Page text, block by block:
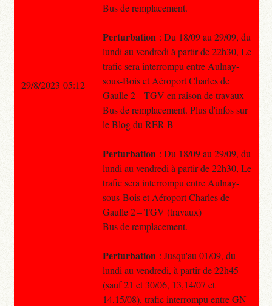
Bus de remplacement.
Perturbation : Du 18/09 au 29/09, du
lundi au vendredi à partir de 22h30, Le
trafic sera interrompu entre Aulnay-
sous-Bois et Aéroport Charles de
Gaulle 2 – TGV en raison de travaux
Bus de remplacement. Plus d'infos sur
le Blog du RER B
Perturbation : Du 18/09 au 29/09, du
lundi au vendredi à partir de 22h30, Le
trafic sera interrompu entre Aulnay-
sous-Bois et Aéroport Charles de
Gaulle 2 – TGV (travaux)
Bus de remplacement.
Perturbation : Jusqu'au 01/09, du
lundi au vendredi, à partir de 22h45
(sauf 21 et 30/06, 13,14/07 et
14,15/08), trafic interrompu entre GN
29/8/2023 05:12